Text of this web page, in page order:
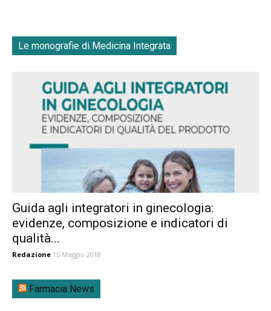
Le monografie di Medicina Integrata
Guida agli integratori in ginecologia:
evidenze, composizione e indicatori di
qualità...
Redazione 15 Maggio 2018
Farmacia News